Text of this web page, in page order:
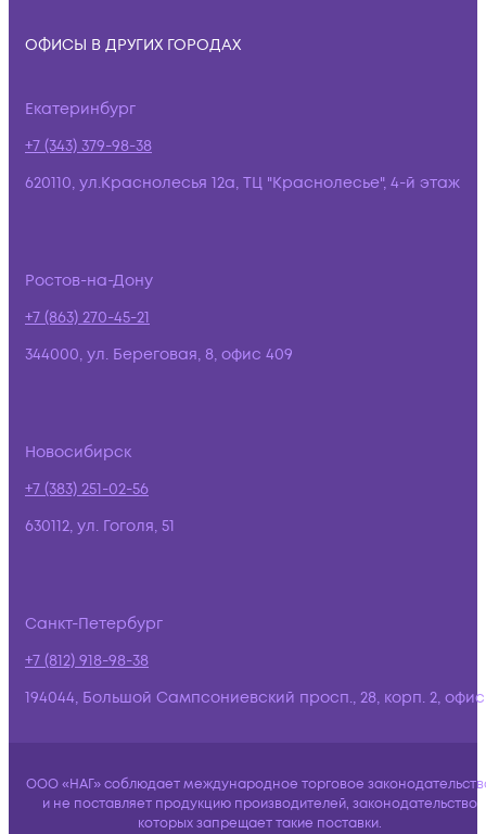
ОФИСЫ В ДРУГИХ ГОРОДАХ
Екатеринбург
+7 (343) 379-98-38
620110, ул.Краснолесья 12а, ТЦ "Краснолесье", 4-й этаж
Ростов-на-Дону
+7 (863) 270-45-21
344000, ул. Береговая, 8, офис 409
Новосибирск
+7 (383) 251-02-56
630112, ул. Гоголя, 51
Санкт-Петербург
+7 (812) 918-98-38
194044, Большой Сампсониевский просп., 28, корп. 2,
ООО «НАГ» соблюдает международное торговое
и не поставляет продукцию производителей, законодательство
которых запрещает такие поставки.